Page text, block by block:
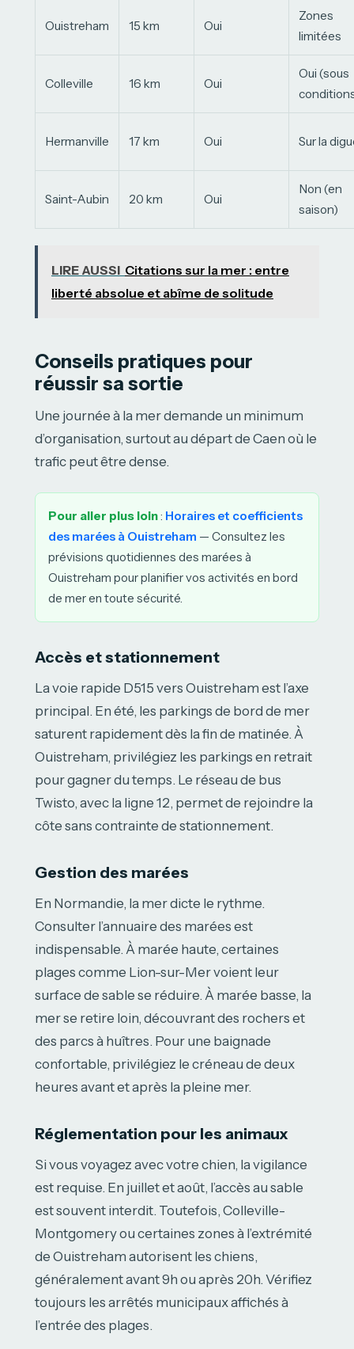
Ouistreham 15 km Oui
Zones
limitées
Colleville 16 km Oui
Oui (sous
Hermanville 17 km Oui Sur la
Saint-Aubin 20 km Oui
Non (en
saison)
LIRE AUSSI Citations sur la mer : entre
liberté absolue et abîme de solitude
Conseils pratiques pour
réussir sa sortie
Une journée à la mer demande un minimum
d’organisation, surtout au départ de Caen où le
trafic peut être dense.
Pour aller plus loin: Horaires et coefficients
des marées à Ouistreham — Consultez les
prévisions quotidiennes des marées à
Ouistreham pour planifier vos activités en bord
de mer en toute sécurité.
Accès et stationnement
La voie rapide D515 vers Ouistreham est l’axe
principal. En été, les parkings de bord de mer
saturent rapidement dès la fin de matinée. À
Ouistreham, privilégiez les parkings en retrait
pour gagner du temps. Le réseau de bus
Twisto, avec la ligne 12, permet de rejoindre la
côte sans contrainte de stationnement.
Gestion des marées
En Normandie, la mer dicte le rythme.
Consulter l’annuaire des marées est
indispensable. À marée haute, certaines
plages comme Lion-sur-Mer voient leur
surface de sable se réduire. À marée basse, la
mer se retire loin, découvrant des rochers et
des parcs à huîtres. Pour une baignade
confortable, privilégiez le créneau de deux
heures avant et après la pleine mer.
Réglementation pour les animaux
Si vous voyagez avec votre chien, la vigilance
est requise. En juillet et août, l’accès au sable
est souvent interdit. Toutefois, Colleville-
Montgomery ou certaines zones à l’extrémité
de Ouistreham autorisent les chiens,
généralement avant 9h ou après 20h. Vérifiez
toujours les arrêtés municipaux affichés à
l’entrée des plages.